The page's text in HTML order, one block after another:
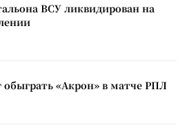
ВСУ ликвидирован на
«Акрон» в матче РПЛ